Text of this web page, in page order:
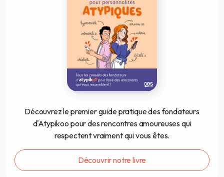
Découvrez le premier guide pratique des fondateurs
d'Atypikoo pour des rencontres amoureuses qui
respectent vraiment qui vous êtes.
Découvrir notre livre